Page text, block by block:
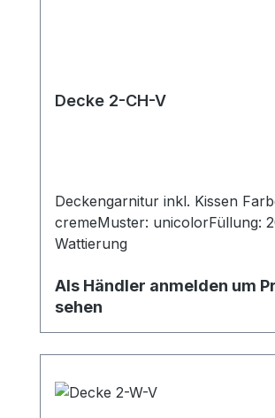
Decke 2-CH-V
Deckengarnitur inkl. Kissen
cremeMuster: unicolorFüllung:
Wattierung
Als Händler anmelden um
sehen